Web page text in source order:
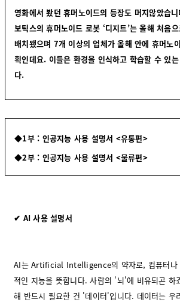
영화에서 봤던 휴머노이드의 등장도 머지않았습
보틱스의 휴머노이드 로봇 ‘디지트’는 올해 처음
배치됐으며 7개 이상의 업체가 올해 안에 휴머노
획인데요. 이들은 환경을 인식하고 학습할 수 있
다.
◆1부 : 인공지능 사용 설명서 <유통편>
◆2부 : 인공지능 사용 설명서 <물류편>
✔ AI 사용 설명서
AI는 Artificial Intelligence의 약자로, 컴퓨터나
적인 지능을 뜻합니다. 사람의 '뇌'에 비유되곤 하
해 반드시 필요한 건 '데이터'입니다. 데이터는 우